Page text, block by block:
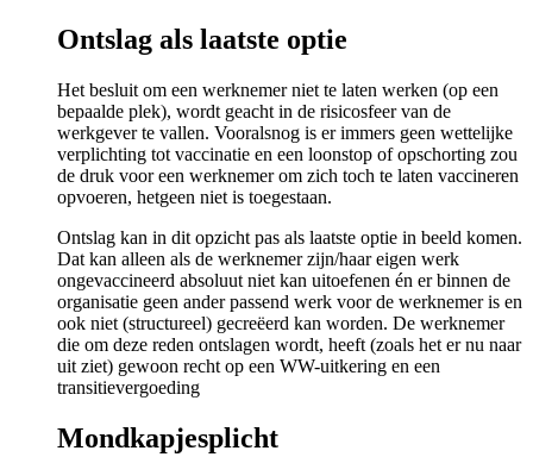
Ontslag als laatste optie
Het besluit om een werknemer niet te laten werken (op een
bepaalde plek), wordt geacht in de risicosfeer van de
werkgever te vallen. Vooralsnog is er immers geen wettelijke
verplichting tot vaccinatie en een loonstop of opschorting zou
de druk voor een werknemer om zich toch te laten vaccineren
opvoeren, hetgeen niet is toegestaan.
Ontslag kan in dit opzicht pas als laatste optie in beeld komen.
Dat kan alleen als de werknemer zijn/haar eigen werk
ongevaccineerd absoluut niet kan uitoefenen én er binnen de
organisatie geen ander passend werk voor de werknemer is en
ook niet (structureel) gecreëerd kan worden. De werknemer
die om deze reden ontslagen wordt, heeft (zoals het er nu naar
uit ziet) gewoon recht op een WW-uitkering en een
transitievergoeding
Mondkapjesplicht